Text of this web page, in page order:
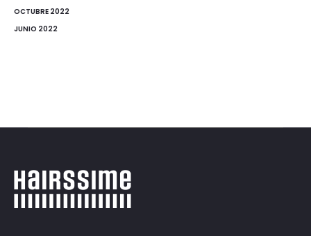
OCTUBRE 2022
JUNIO 2022